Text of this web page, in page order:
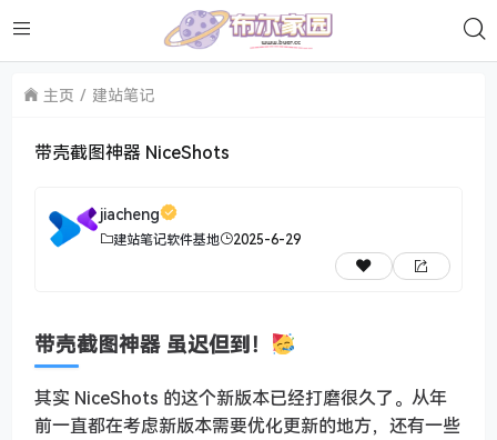
主页 建站笔记
带壳截图神器 NiceShots
jiacheng
建站笔记软件基地 2025-6-29
带壳截图神器 虽迟但到！
其实 NiceShots 的这个新版本已经打磨很久了。从年
前一直都在考虑新版本需要优化更新的地方，还有一些